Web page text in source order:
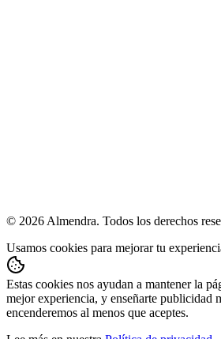
© 2026 Almendra. Todos los derechos
Usamos cookies para mejorar tu
Estas cookies nos ayudan a mantener la
mejor experiencia, y enseñarte publicidad
encenderemos al menos que aceptes.